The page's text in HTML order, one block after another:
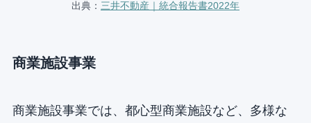
出典： 三井不動産｜統合報告書2022年
商業施設事業
商業施設事業では、都心型商業施設など、多様な